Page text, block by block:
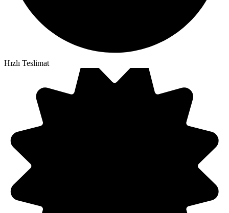
Hızlı Teslimat